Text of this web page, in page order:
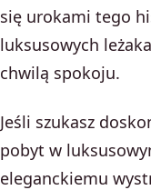
się urokami tego
luksusowych
chwilą spokoju.
Jeśli szukasz
pobyt w
eleganckiemu